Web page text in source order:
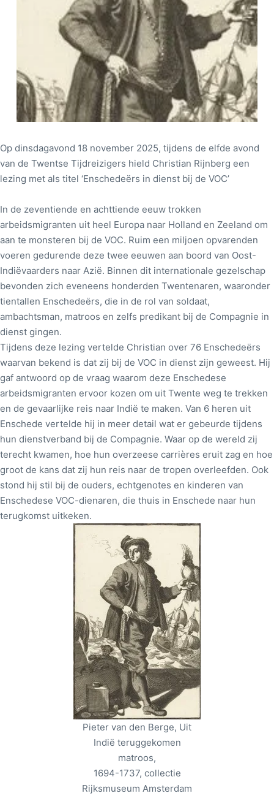
Op dinsdagavond 18 november 2025, tijdens de elfde avond
van de Twentse Tijdreizigers hield Christian Rijnberg een
lezing met als titel ‘Enschedeërs in dienst bij de VOC’
In de zeventiende en achttiende eeuw trokken
arbeidsmigranten uit heel Europa naar Holland en Zeeland om
aan te monsteren bij de VOC. Ruim een miljoen opvarenden
voeren gedurende deze twee eeuwen aan boord van Oost-
Indiëvaarders naar Azië. Binnen dit internationale gezelschap
bevonden zich eveneens honderden Twentenaren, waaronder
tientallen Enschedeërs, die in de rol van soldaat,
ambachtsman, matroos en zelfs predikant bij de Compagnie in
dienst gingen.
Tijdens deze lezing vertelde Christian over 76 Enschedeërs
waarvan bekend is dat zij bij de VOC in dienst zijn geweest. Hij
gaf antwoord op de vraag waarom deze Enschedese
arbeidsmigranten ervoor kozen om uit Twente weg te trekken
en de gevaarlijke reis naar Indië te maken. Van 6 heren uit
Enschede vertelde hij in meer detail wat er gebeurde tijdens
hun dienstverband bij de Compagnie. Waar op de wereld zij
terecht kwamen, hoe hun overzeese carrières eruit zag en hoe
groot de kans dat zij hun reis naar de tropen overleefden. Ook
stond hij stil bij de ouders, echtgenotes en kinderen van
Enschedese VOC-dienaren, die thuis in Enschede naar hun
terugkomst uitkeken.
Pieter van den Berge, Uit
Indië teruggekomen
matroos,
1694-1737, collectie
Rijksmuseum Amsterdam